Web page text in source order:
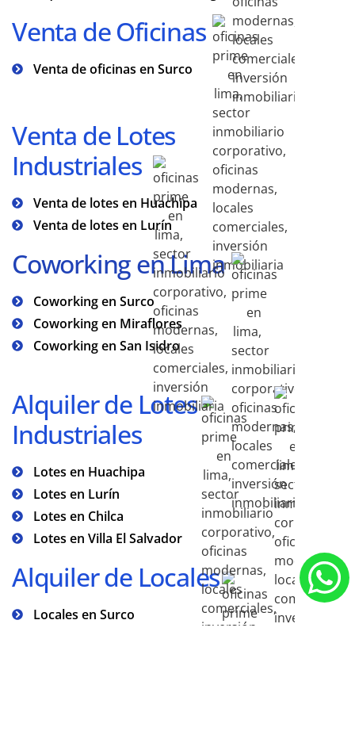
Venta de Oficinas
Venta de oficinas en Surco
Venta de Lotes
Industriales
Venta de lotes en Huachipa
Venta de lotes en Lurín
Coworking en Lima
Coworking en Surco
Coworking en Miraflores
Coworking en San Isidro
Alquiler de Lotes
Industriales
Lotes en Huachipa
Lotes en Lurín
Lotes en Chilca
Lotes en Villa El Salvador
Alquiler de Locales
Locales en Surco